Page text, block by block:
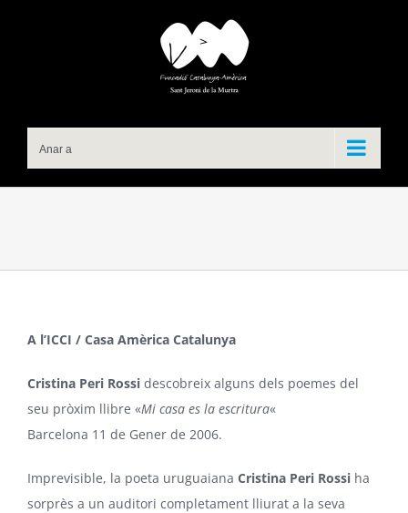
Anar a
A l’ICCI / Casa Amèrica Catalunya
Cristina Peri Rossi descobreix alguns dels poemes del
seu pròxim llibre «Mi casa es la escritura«
Barcelona 11 de Gener de 2006.
Imprevisible, la poeta uruguaiana Cristina Peri Rossi ha
sorprès a un auditori completament lliurat a la seva